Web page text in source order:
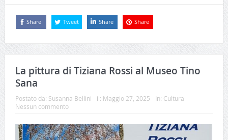
Share Tweet Share Share
La pittura di Tiziana Rossi al Museo Tino
Sana
Postato da: Susanna Bellini il: Maggio 27, 2025 In: Cultura
Nessun commento